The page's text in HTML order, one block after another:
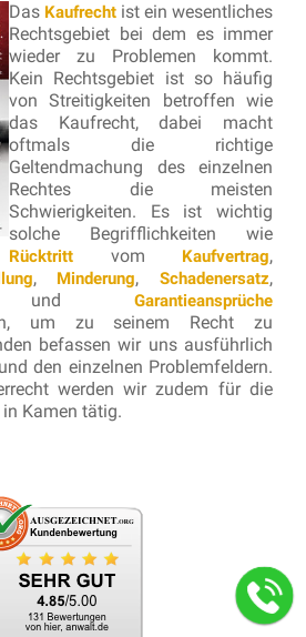
Das Kaufrecht ist ein wesentliches
Rechtsgebiet bei dem es immer
wieder zu Problemen kommt.
Kein Rechtsgebiet ist so häufig
von Streitigkeiten betroffen wie
das Kaufrecht, dabei macht
oftmals die richtige
Geltendmachung des einzelnen
Rechtes die meisten
Schwierigkeiten. Es ist wichtig
solche Begrifflichkeiten wie
Rücktritt vom Kaufvertrag,
, Minderung,Schadenersatz,
und Garantieansprüche
um zu seinem Recht zu
befassen wir uns ausführlich
den einzelnen Problemfeldern.
werden wir zudem für die
Kamen tätig.